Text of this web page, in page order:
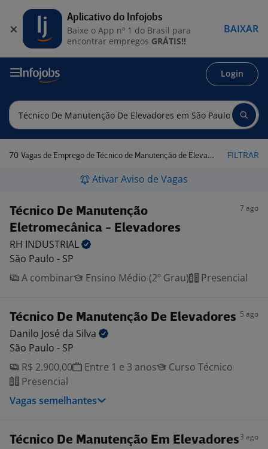
Login
70 Vagas de Emprego de Técnico de Manutenção de Elevadores em São Paulo - SP FILTRAR
Ativar Aviso de Vagas
Técnico De Manutenção
Eletromecânica - Elevadores
7 ago
RH INDUSTRIAL
São Paulo - SP
A combinar
Ensino Médio (2º Grau) Presencial
Técnico De Manutenção De Elevadores 5 ago
Danilo José da Silva
São Paulo - SP
R$ 2.900,00
Entre 1 e 3 anos
Curso Técnico
Presencial
Vagas semelhantes
Técnico De Manutenção Em Elevadores3 ago
Aplicativo do Infojobs
Baixe o App nº 1 do Brasil para
encontrar empregos GRÁTIS!!
BAIXAR